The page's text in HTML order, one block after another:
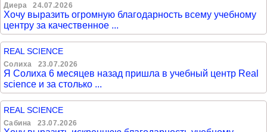
Диера 24.07.2026
Хочу выразить огромную благодарность всему учебному
центру за качественное ...
REAL SCIENCE
Солиха 23.07.2026
Я Солиха 6 месяцев назад пришла в учебный центр Real
science и за столько ...
REAL SCIENCE
Сабина 23.07.2026